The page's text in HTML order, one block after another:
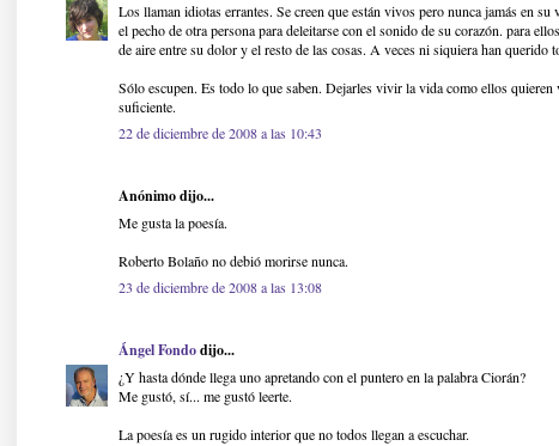
Los llaman idiotas errantes. Se creen que están vivos pero nunca jamás en
el pecho de otra persona para deleitarse con el sonido de su corazón. para
de aire entre su dolor y el resto de las cosas. A veces ni siquiera han querido
Sólo escupen. Es todo lo que saben. Dejarles vivir la vida como ellos quieren
suficiente.
22 de diciembre de 2008 a las 10:43
Anónimo dijo...
Me gusta la poesía.
Roberto Bolaño no debió morirse nunca.
23 de diciembre de 2008 a las 13:08
Ángel Fondodijo...
¿Y hasta dónde llega uno apretando con el puntero en la palabra Ciorán?
Me gustó, sí... me gustó leerte.
La poesía es un rugido interior que no todos llegan a escuchar.